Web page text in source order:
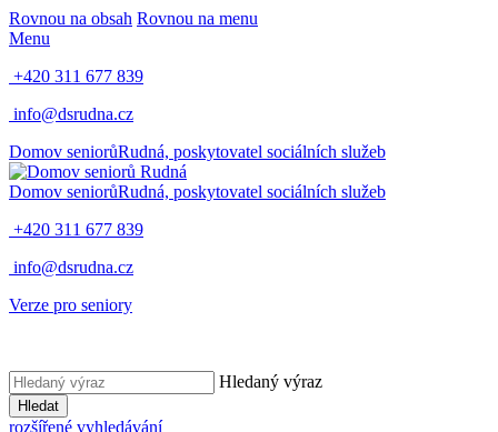
Rovnou na obsah Rovnou na menu
Menu
+420 311 677 839
info@dsrudna.cz
Domov seniorůRudná, poskytovatel sociálních služeb
Domov seniorůRudná, poskytovatel sociálních služeb
+420 311 677 839
info@dsrudna.cz
Verze pro seniory
Hledaný výraz
Hledat
rozšířené vyhledávání